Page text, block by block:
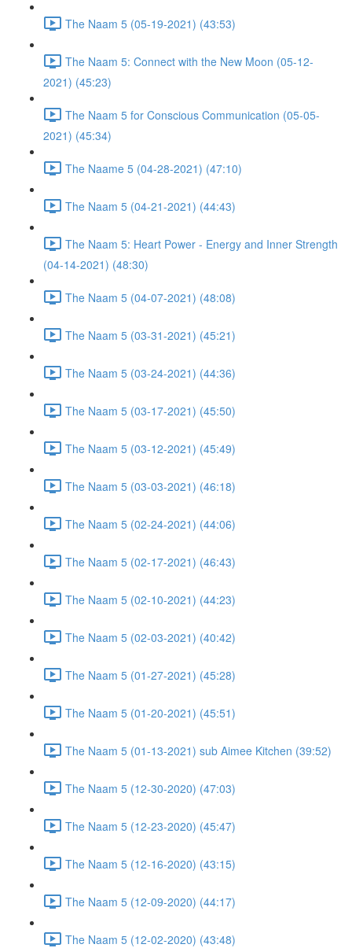
The Naam 5 (05-19-2021) (43:53)
The Naam 5: Connect with the New Moon (05-12-
2021) (45:23)
The Naam 5 for Conscious Communication (05-05-
2021) (45:34)
The Naame 5 (04-28-2021) (47:10)
The Naam 5 (04-21-2021) (44:43)
The Naam 5: Heart Power - Energy and Inner Strength
(04-14-2021) (48:30)
The Naam 5 (04-07-2021) (48:08)
The Naam 5 (03-31-2021) (45:21)
The Naam 5 (03-24-2021) (44:36)
The Naam 5 (03-17-2021) (45:50)
The Naam 5 (03-12-2021) (45:49)
The Naam 5 (03-03-2021) (46:18)
The Naam 5 (02-24-2021) (44:06)
The Naam 5 (02-17-2021) (46:43)
The Naam 5 (02-10-2021) (44:23)
The Naam 5 (02-03-2021) (40:42)
The Naam 5 (01-27-2021) (45:28)
The Naam 5 (01-20-2021) (45:51)
The Naam 5 (01-13-2021) sub Aimee Kitchen (39:52)
The Naam 5 (12-30-2020) (47:03)
The Naam 5 (12-23-2020) (45:47)
The Naam 5 (12-16-2020) (43:15)
The Naam 5 (12-09-2020) (44:17)
The Naam 5 (12-02-2020) (43:48)